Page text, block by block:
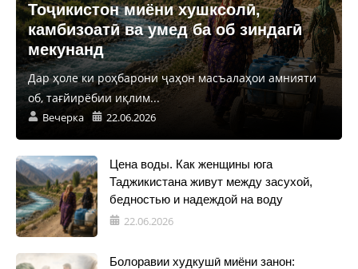
Тоҷикистон миёни хушксолӣ,
камбизоатӣ ва умед ба об зиндагӣ
мекунанд
Дар ҳоле ки роҳбарони ҷаҳон масъалаҳои амнияти
об, тағйирёбии иқлим...
Вечерка 22.06.2026
Цена воды. Как женщины юга
Таджикистана живут между засухой,
бедностью и надеждой на воду
22.06.2026
Болоравии худкушӣ миёни занон: